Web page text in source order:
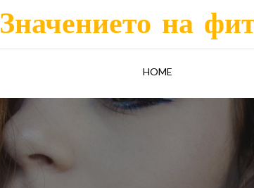
Значението на
HOME